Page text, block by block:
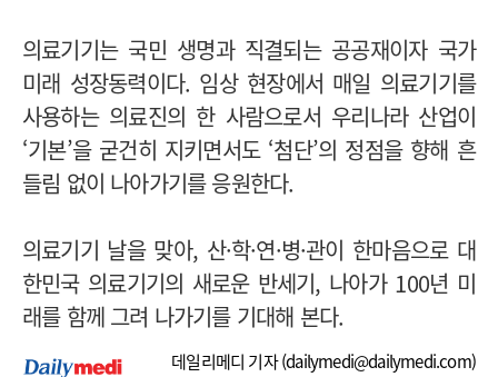
의료기기는 국민 생명과 직결되는 공공재이자 국가
미래 성장동력이다. 임상 현장에서 매일 의료기기를
사용하는 의료진의 한 사람으로서 우리나라 산업이
‘기본’을 굳건히 지키면서도 ‘첨단’의 정점을 향해 흔
들림 없이 나아가기를 응원한다.
의료기기 날을 맞아, 산·학·연·병·관이 한마음으로 대
한민국 의료기기의 새로운 반세기, 나아가 100년 미
래를 함께 그려 나가기를 기대해 본다.
데일리메디 기자 (dailymedi@dailymedi.com)